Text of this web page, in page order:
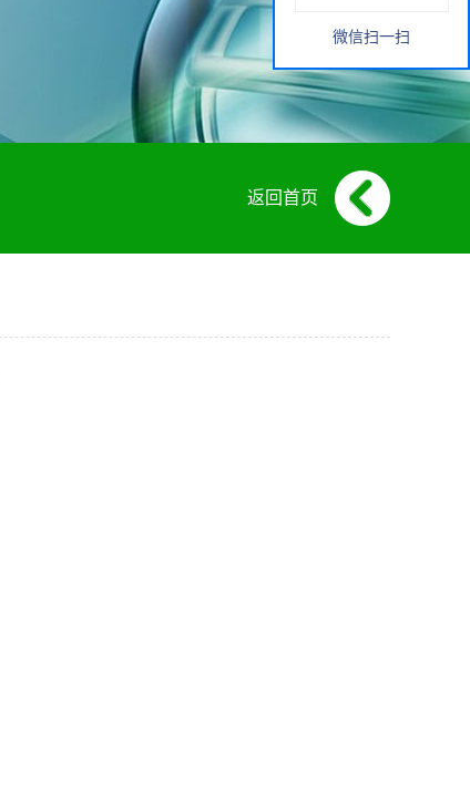
返回首页
微信扫一扫